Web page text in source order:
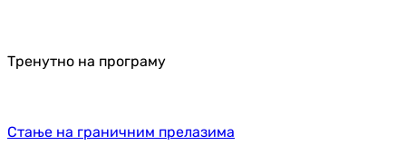
Тренутно на програму
Стање на граничним прелазима